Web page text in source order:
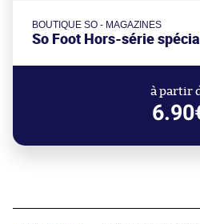
BOUTIQUE SO - MAGAZINES
So Foot Hors-série
à partir